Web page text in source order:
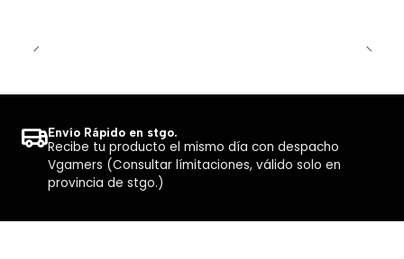
Envío Rápido en stgo.
Recibe tu producto el mismo día con despacho
Vgamers (Consultar límitaciones, válido solo en
provincia de stgo.)